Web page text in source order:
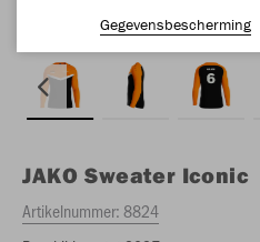
JAKO Sweater Iconic
Artikelnummer:8824
Gegevensbescherming